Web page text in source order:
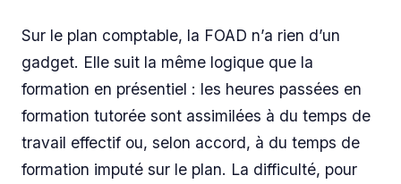
Sur le plan comptable, la FOAD n’a rien d’un
gadget. Elle suit la même logique que la
formation en présentiel : les heures passées en
formation tutorée sont assimilées à du temps de
travail effectif ou, selon accord, à du temps de
formation imputé sur le plan. La difficulté, pour